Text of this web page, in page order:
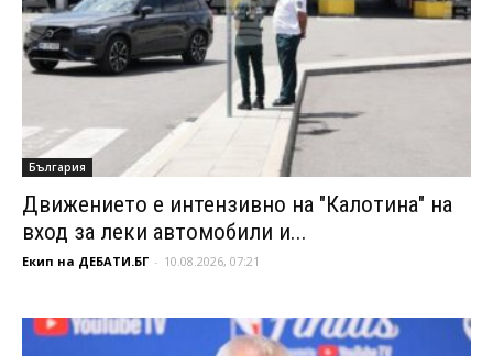
България
Движението е интензивно на "Калотина" на
вход за леки автомобили и...
Екип на ДЕБАТИ.БГ - 10.08.2026, 07:21